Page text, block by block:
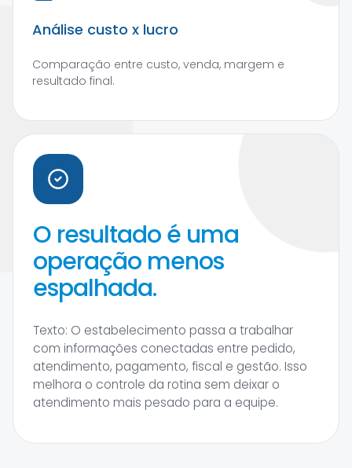
Análise custo x lucro
Comparação entre custo, venda, margem e
resultado final.
O resultado é uma
operação menos
espalhada.
Texto: O estabelecimento passa a trabalhar
com informações conectadas entre pedido,
atendimento, pagamento, fiscal e gestão. Isso
melhora o controle da rotina sem deixar o
atendimento mais pesado para a equipe.